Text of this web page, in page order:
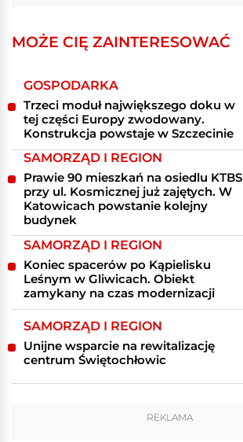
MOŻE CIĘ ZAINTERESOWAĆ
GOSPODARKA
Trzeci moduł największego doku w
tej części Europy zwodowany.
Konstrukcja powstaje w Szczecinie
SAMORZĄD I REGION
Prawie 90 mieszkań na osiedlu KTBS
przy ul. Kosmicznej już zajętych. W
Katowicach powstanie kolejny
budynek
SAMORZĄD I REGION
Koniec spacerów po Kąpielisku
Leśnym w Gliwicach. Obiekt
zamykany na czas modernizacji
SAMORZĄD I REGION
Unijne wsparcie na rewitalizację
centrum Świętochłowic
REKLAMA